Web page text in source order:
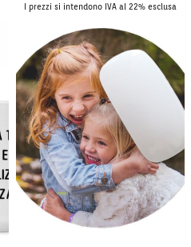
I prezzi si intendono IVA al 22% esclusa